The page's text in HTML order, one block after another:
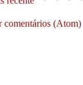
comentários (Atom)